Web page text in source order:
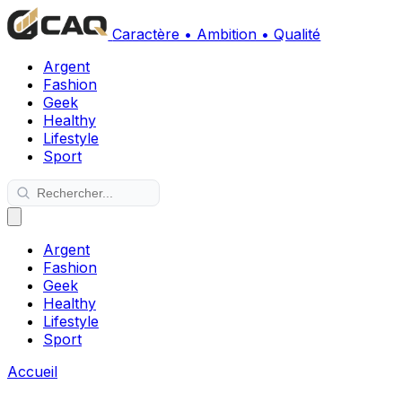
Caractère • Ambition • Qualité
Argent
Fashion
Geek
Healthy
Lifestyle
Sport
Argent
Fashion
Geek
Healthy
Lifestyle
Sport
Accueil